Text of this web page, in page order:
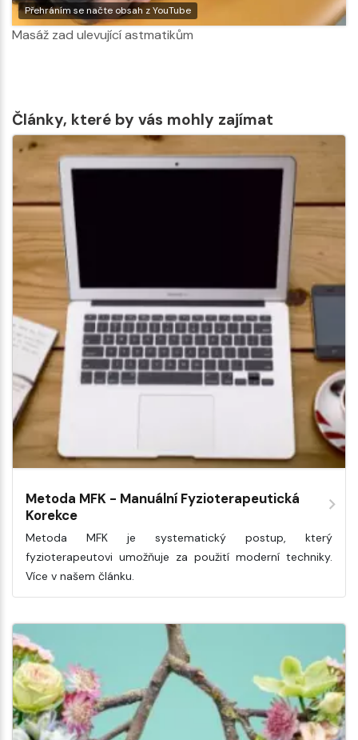
Přehráním se načte obsah z YouTube
Masáž zad ulevující astmatikům
Články, které by vás mohly zajímat
Metoda MFK - Manuální Fyzioterapeutická
Korekce
Metoda MFK je systematický postup, který
fyzioterapeutovi umožňuje za použití moderní techniky.
Více v našem článku.